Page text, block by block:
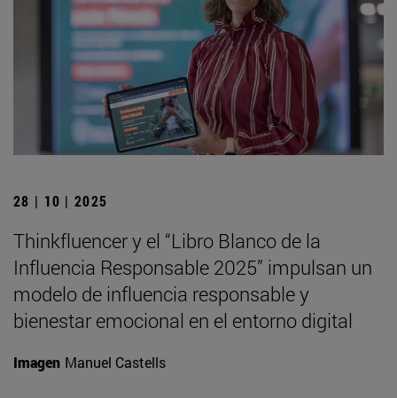
28 | 10 | 2025
Thinkfluencer y el “Libro Blanco de la
Influencia Responsable 2025” impulsan un
modelo de influencia responsable y
bienestar emocional en el entorno digital
Imagen Manuel Castells